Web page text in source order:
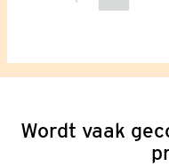
Wordt vaak